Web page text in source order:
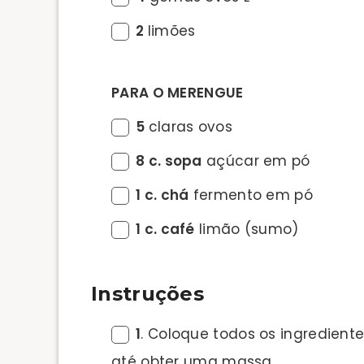
2 limões
PARA O MERENGUE
5 claras ovos
8 c. sopa açúcar em pó
1 c. chá fermento em pó
1 c. café limão (sumo)
Instruções
1. Coloque todos os